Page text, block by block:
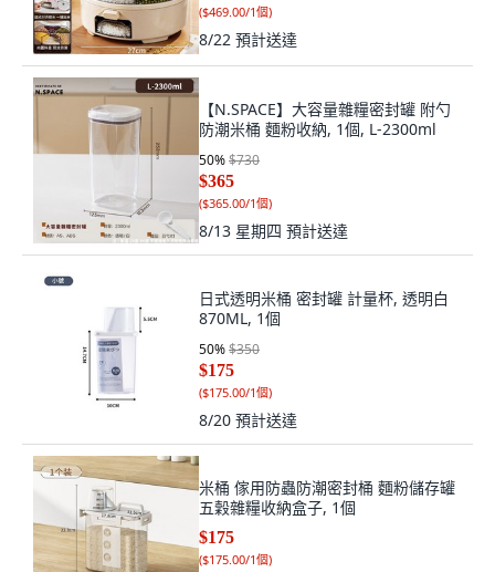
($469.00/1個)
8/22 預計送達
【N.SPACE】大容量雜糧密封罐 附勺
防潮米桶 麵粉收納, 1個, L-2300ml
50%$730
$365
($365.00/1個)
8/13 星期四 預計送達
日式透明米桶 密封罐 計量杯, 透明白
870ML, 1個
50%$350
$175
($175.00/1個)
8/20 預計送達
米桶 傢用防蟲防潮密封桶 麵粉儲存罐
五穀雜糧收納盒子, 1個
$175
($175.00/1個)